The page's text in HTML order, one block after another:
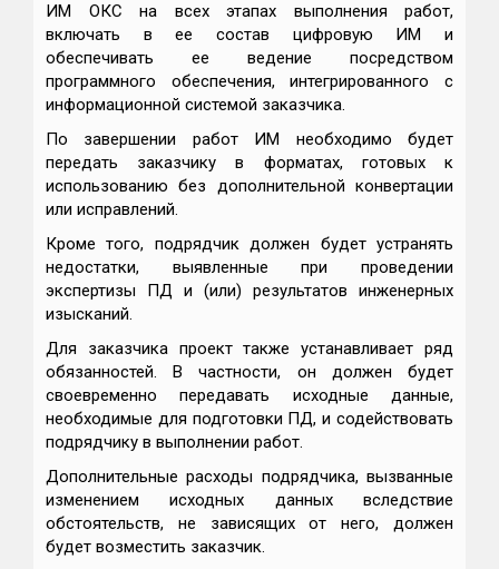
ИМ ОКС на всех этапах выполнения работ,
включать в ее состав цифровую ИМ и
обеспечивать ее ведение посредством
программного обеспечения, интегрированного с
информационной системой заказчика.
По завершении работ ИМ необходимо будет
передать заказчику в форматах, готовых к
использованию без дополнительной конвертации
или исправлений.
Кроме того, подрядчик должен будет устранять
недостатки, выявленные при проведении
экспертизы ПД и (или) результатов инженерных
изысканий.
Для заказчика проект также устанавливает ряд
обязанностей. В частности, он должен будет
своевременно передавать исходные данные,
необходимые для подготовки ПД, и содействовать
подрядчику в выполнении работ.
Дополнительные расходы подрядчика, вызванные
изменением исходных данных вследствие
обстоятельств, не зависящих от него, должен
будет возместить заказчик.